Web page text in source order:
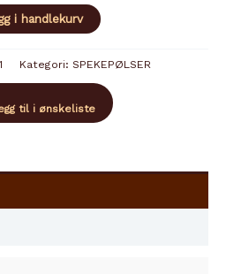
i handlekurv
Kategori: SPEKEPØLSER
til i ønskeliste